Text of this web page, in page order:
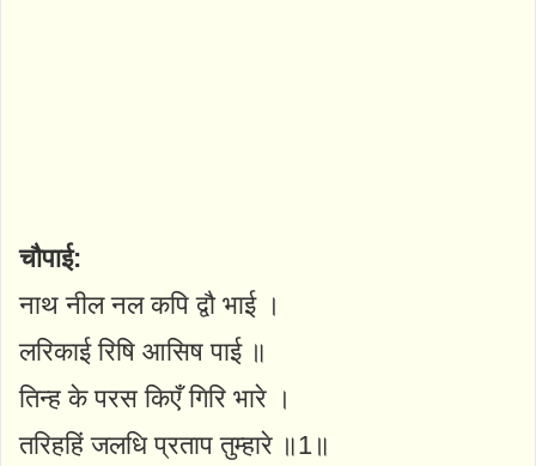
चौपाई:
नाथ नील नल कपि द्वौ भाई ।
लरिकाई रिषि आसिष पाई ॥
तिन्ह के परस किएँ गिरि भारे ।
तरिहहिं जलधि प्रताप तुम्हारे ॥1॥